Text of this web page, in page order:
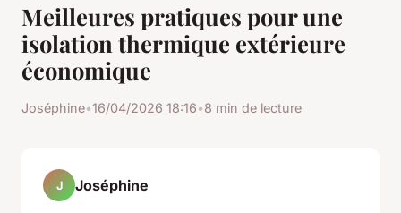
Meilleures pratiques pour une
isolation thermique extérieure
économique
Joséphine•16/04/2026 18:16•8 min de lecture
J Joséphine